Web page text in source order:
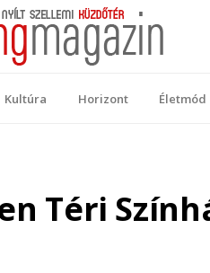
Kultúra Horizont Életmód
Téri